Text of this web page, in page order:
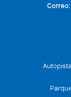
Correo: